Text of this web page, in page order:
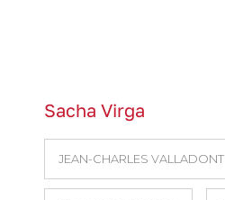
Sacha Virga
JEAN-CHARLES VALLADONT